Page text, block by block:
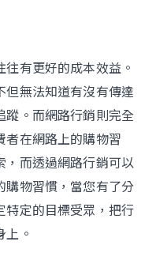
有更好的成本效益。
但無法知道有沒有傳達
蹤。而網路行銷則完全
者在網路上的購物習
，而透過網路行銷可以
購物習慣，當您有了分
特定的目標受眾，把行
上。